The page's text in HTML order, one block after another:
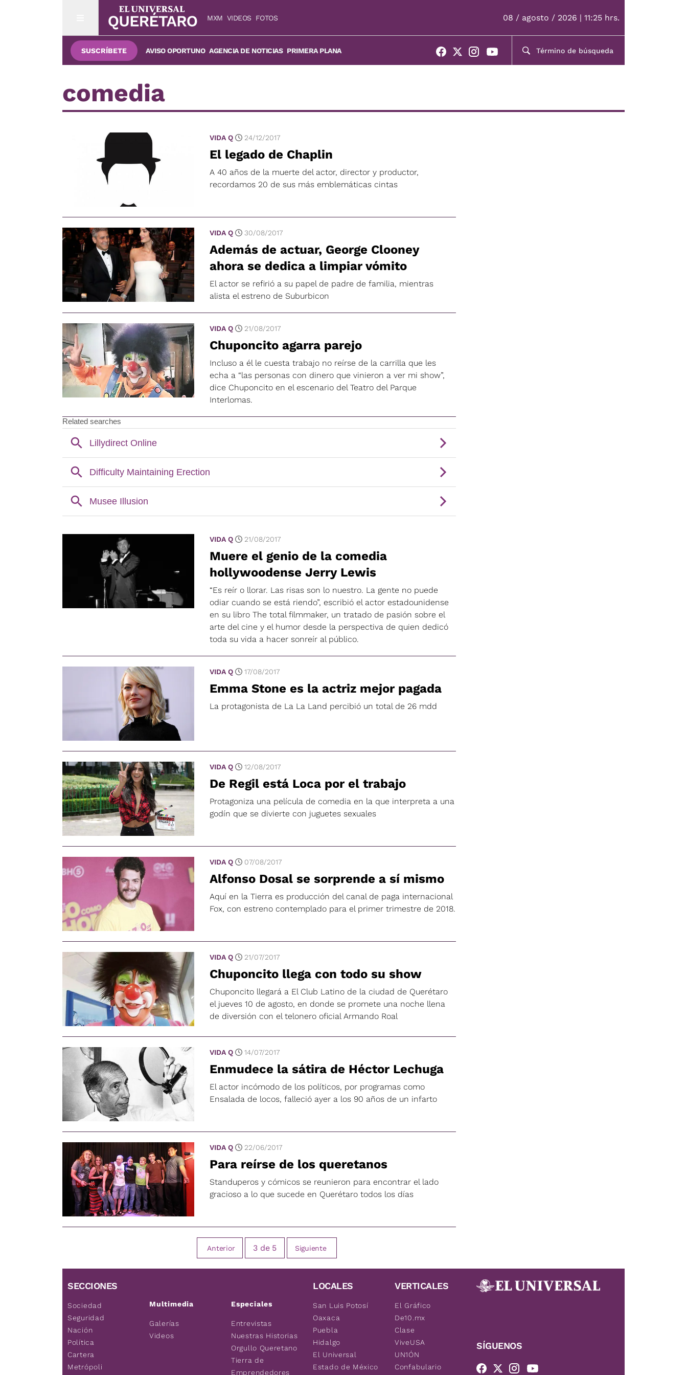
MXM VIDEOS FOTOS 08 / agosto / 2026 | 11:25 hrs.
SUSCRÍBETE AVISO OPORTUNO AGENCIA DE NOTICIAS PRIMERA PLANA
comedia
VIDA Q 24/12/2017
El legado de Chaplin
A 40 años de la muerte del actor, director y productor,
recordamos 20 de sus más emblemáticas cintas
VIDA Q 30/08/2017
Además de actuar, George Clooney
ahora se dedica a limpiar vómito
El actor se refirió a su papel de padre de familia, mientras
alista el estreno de Suburbicon
VIDA Q 21/08/2017
Chuponcito agarra parejo
Incluso a él le cuesta trabajo no reírse de la carrilla que les
echa a “las personas con dinero que vinieron a ver mi show”,
dice Chuponcito en el escenario del Teatro del Parque
Interlomas.
VIDA Q 21/08/2017
Muere el genio de la comedia
hollywoodense Jerry Lewis
“Es reír o llorar. Las risas son lo nuestro. La gente no puede
odiar cuando se está riendo”, escribió el actor estadounidense
en su libro The total filmmaker, un tratado de pasión sobre el
arte del cine y el humor desde la perspectiva de quien dedicó
toda su vida a hacer sonreír al público.
VIDA Q 17/08/2017
Emma Stone es la actriz mejor pagada
La protagonista de La La Land percibió un total de 26 mdd
VIDA Q 12/08/2017
De Regil está Loca por el trabajo
Protagoniza una película de comedia en la que interpreta a una
godín que se divierte con juguetes sexuales
VIDA Q 07/08/2017
Alfonso Dosal se sorprende a sí mismo
Aquí en la Tierra es producción del canal de paga internacional
Fox, con estreno contemplado para el primer trimestre de 2018.
VIDA Q 21/07/2017
Chuponcito llega con todo su show
Chuponcito llegará a El Club Latino de la ciudad de Querétaro
el jueves 10 de agosto, en donde se promete una noche llena
de diversión con el telonero oficial Armando Roal
VIDA Q 14/07/2017
Enmudece la sátira de Héctor Lechuga
El actor incómodo de los políticos, por programas como
Ensalada de locos, falleció ayer a los 90 años de un infarto
VIDA Q 22/06/2017
Para reírse de los queretanos
Standuperos y cómicos se reunieron para encontrar el lado
gracioso a lo que sucede en Querétaro todos los días
Anterior 3 de 5 Siguiente
SECCIONES
Sociedad
Seguridad
Nación
Política
Cartera
Metrópoli
Multimedia
Galerías
Videos
Especiales
Entrevistas
Nuestras Historias
Orgullo Queretano
Tierra de
Emprendedores
LOCALES
San Luis Potosí
Oaxaca
Puebla
Hidalgo
El Universal
Estado de México
VERTICALES
El Gráfico
De10.mx
Clase
ViveUSA
UN1ÓN
Confabulario
SÍGUENOS